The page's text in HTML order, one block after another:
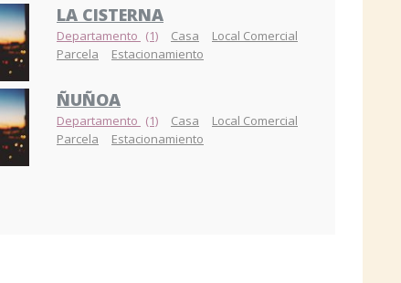
LA CISTERNA
Departamento (1) Casa
Local Comercial
Parcela
Estacionamiento
ÑUÑOA
Departamento (1) Casa
Local Comercial
Parcela
Estacionamiento